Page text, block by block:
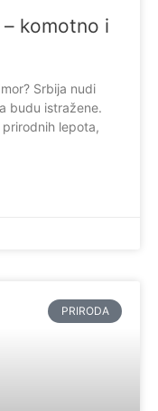
komotno i
Srbija nudi
budu istražene.
lepota,
PRIRODA